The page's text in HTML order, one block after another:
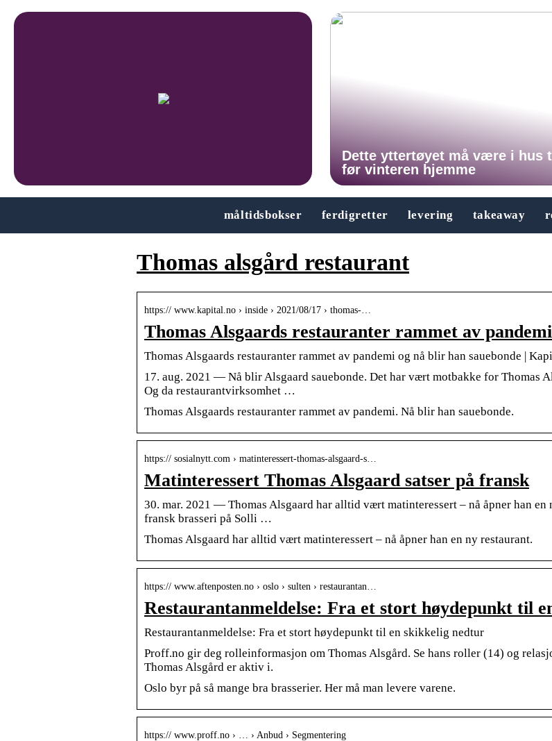
Dette yttertøyet må være i hus
før vinteren hjemme
måltidsbokser ferdigretter levering takeaway
Thomas alsgård restaurant
https:// www.kapital.no › inside › 2021/08/17 › thomas-…
Thomas Alsgaards restauranter rammet av
Thomas Alsgaards restauranter rammet av pandemi og nå blir han sauebonde |
17. aug. 2021 — Nå blir Alsgaard sauebonde. Det har vært motbakke for Thomas
Og da restaurantvirksomhet …
Thomas Alsgaards restauranter rammet av pandemi. Nå blir han sauebonde.
https:// sosialnytt.com › matinteressert-thomas-alsgaard-s…
Matinteressert Thomas Alsgaard satser på fransk
30. mar. 2021 — Thomas Alsgaard har alltid vært matinteressert – nå åpner han
fransk brasseri på Solli …
Thomas Alsgaard har alltid vært matinteressert – nå åpner han en ny restaurant.
https:// www.aftenposten.no › oslo › sulten › restaurantan…
Restaurantanmeldelse: Fra et stort høydepunkt til
Restaurantanmeldelse: Fra et stort høydepunkt til en skikkelig nedtur
Proff.no gir deg rolleinformasjon om Thomas Alsgård. Se hans roller (14) og
Thomas Alsgård er aktiv i.
Oslo byr på så mange bra brasserier. Her må man levere varene.
https:// www.proff.no › … › Anbud › Segmentering